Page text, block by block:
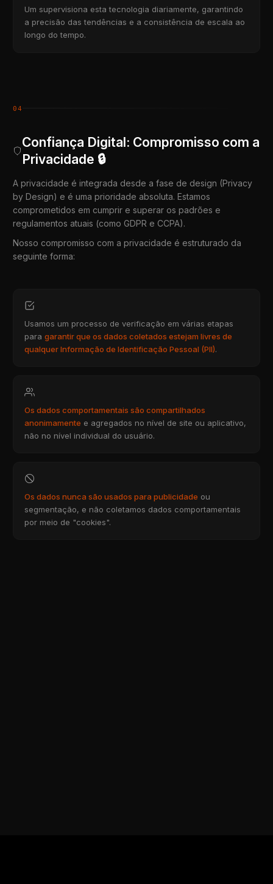
Um supervisiona esta tecnologia diariamente, garantindo
a precisão das tendências e a consistência de escala ao
longo do tempo.
04
Confiança Digital: Compromisso com a
Privacidade 🔒
A privacidade é integrada desde a fase de design (Privacy
by Design) e é uma prioridade absoluta. Estamos
comprometidos em cumprir e superar os padrões e
regulamentos atuais (como GDPR e CCPA).
Nosso compromisso com a privacidade é estruturado da
seguinte forma:
Usamos um processo de verificação em várias etapas
para garantir que os dados coletados estejam livres de
qualquer Informação de Identificação Pessoal (PII).
Os dados comportamentais são compartilhados
anonimamente e agregados no nível de site ou aplicativo,
não no nível individual do usuário.
Os dados nunca são usados para publicidade ou
segmentação, e não coletamos dados comportamentais
por meio de "cookies".